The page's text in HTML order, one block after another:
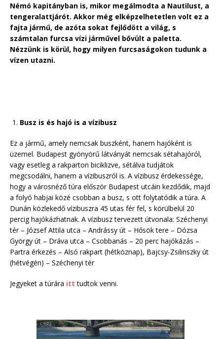
Némó kapitányban is, mikor megálmodta a Nautilust, a
tengeralattjárót. Akkor még elképzelhetetlen volt ez a
fajta jármű, de azóta sokat fejlődött a világ, s
számtalan furcsa vízi járművel bővült a paletta.
Nézzünk is körül, hogy milyen furcsaságokon tudunk a
vízen utazni.
Busz is és hajó is a vízibusz
Ez a jármű, amely nemcsak buszként, hanem hajóként is
üzemel. Budapest gyönyörű látványát nemcsak sétahajóról,
vagy esetleg a rakparton biciklizve, sétálva tudjátok
megcsodálni, hanem a vízibuszról is. A vízibusz érdekessége,
hogy a városnéző túra először Budapest utcáin kezdődik, majd
a folyó habjai közé csobban a busz, s ott folytatódik a túra. A
Dunán közlekedő vízibuszra 45 utas fér fel, s körülbelül 20
percig hajókázhatnak. A vízibusz tervezett útvonala: Széchenyi
tér – József Attila utca – Andrássy út – Hősök tere – Dózsa
György út – Dráva utca – Csobbanás – 20 perc hajókázás –
Partra érkezés – Alsó rakpart (hétköznap), Bajcsy-Zsilinszky út
(hétvégén) – Széchenyi tér
Jegyeket a túrára itttudtok venni.